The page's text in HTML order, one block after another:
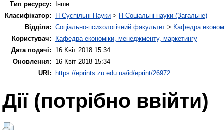
Тип ресурсу:
Інше
Класифікатор:
H Суспільні Науки > H Соціальні науки (Загальне)
Відділи: Соціально-психологічний факультет > Кафедра
Користувач:
Кафедра економіки, менеджменту, маркетингу
Дата подачі:
16 Квіт 2018 15:34
Оновлення:
16 Квіт 2018 15:34
URI:
https://eprints.zu.edu.ua/id/eprint/26972
Дії ​​(потрібно ввійти)